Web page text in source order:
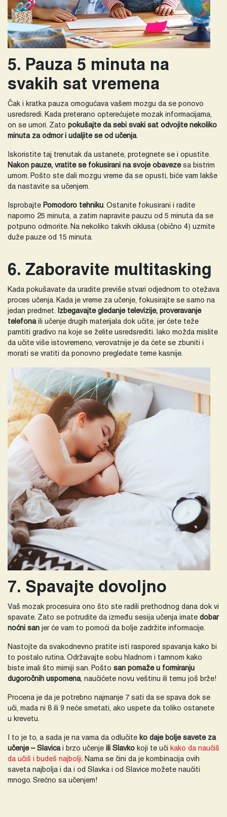
5. Pauza 5 minuta na
svakih sat vremena
Čak i kratka pauza omogućava vašem mozgu da se ponovo
usredsredi. Kada preterano opterećujete mozak informacijama,
on se umori. Zato pokušajte da sebi svaki sat odvojite nekoliko
minuta za odmor i udaljite se od učenja.
Iskoristite taj trenutak da ustanete, protegnete se i opustite.
Nakon pauze, vratite se fokusirani na svoje obavezesa bistrim
umom. Pošto ste dali mozgu vreme da se opusti, biće vam lakše
da nastavite sa učenjem.
Isprobajte Pomodoro tehniku. Ostanite fokusirani i radite
naporno 25 minuta, a zatim napravite pauzu od 5 minuta da se
potpuno odmorite. Na nekoliko takvih ciklusa (obično 4) uzmite
duže pauze od 15 minuta.
6. Zaboravite multitasking
Kada pokušavate da uradite previše stvari odjednom to otežava
proces učenja. Kada je vreme za učenje, fokusirajte se samo na
jedan predmet.
Izbegavajte gledanje televizije, proveravanje
telefonaili učenje drugih materijala dok učite, jer ćete teže
pamtiti gradivo na koje se želite usredsrediti. Iako možda mislite
da učite više istovremeno, verovatnije je da ćete se zbuniti i
morati se vratiti da ponovno pregledate teme kasnije.
7. Spavajte dovoljno
Vaš mozak procesuira ono što ste radili prethodnog dana dok vi
spavate. Zato se potrudite da između sesija učenja imate dobar
noćni san jer će vam to pomoći da bolje zadržite informacije.
Nastojte da svakodnevno pratite isti raspored spavanja kako bi
to postalo rutina. Održavajte sobu hladnom i tamnom kako
biste imali što mirniji san. Pošto san pomaže u formiranju
dugoročnih uspomena, naučićete novu veštinu ili temu još brže!
Procena je da je potrebno najmanje 7 sati da se spava dok se
uči, mada ni 8 ili 9 neće smetati, ako uspete da toliko ostanete
u krevetu.
I to je to, a sada je na vama da odlučite ko daje bolje savete za
učenje – Slavicai brzo učenje ili Slavko koji te uči
kako da naučiš
da učiš i budeš najbolji . Nama se čini da je kombinacija ovih
saveta najbolja i da i od Slavka i od Slavice možete naučiti
mnogo. Srećno sa učenjem!